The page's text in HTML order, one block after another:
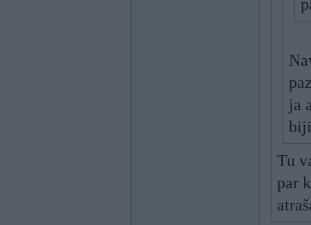
ja
Tu
par